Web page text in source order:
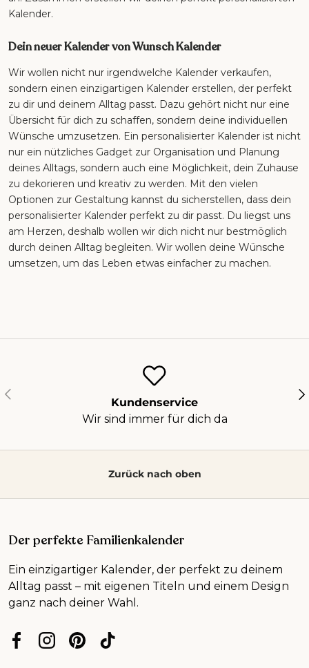
Kalender.
Dein neuer Kalender von Wunsch Kalender
Wir wollen nicht nur irgendwelche Kalender verkaufen,
sondern einen einzigartigen Kalender erstellen, der perfekt
zu dir und deinem Alltag passt. Dazu gehört nicht nur eine
Übersicht für dich zu schaffen, sondern deine individuellen
Wünsche umzusetzen. Ein personalisierter Kalender ist nicht
nur ein nützliches Gadget zur Organisation und Planung
deines Alltags, sondern auch eine Möglichkeit, dein Zuhause
zu dekorieren und kreativ zu werden. Mit den vielen
Optionen zur Gestaltung kannst du sicherstellen, dass dein
personalisierter Kalender perfekt zu dir passt. Du liegst uns
am Herzen, deshalb wollen wir dich nicht nur bestmöglich
durch deinen Alltag begleiten. Wir wollen deine Wünsche
umsetzen, um das Leben etwas einfacher zu machen.
Vorherige
Kundenservice
Wir sind immer für dich da
Zurück nach oben
Der perfekte Familienkalender
Ein einzigartiger Kalender, der perfekt zu deinem
Alltag passt – mit eigenen Titeln und einem Design
ganz nach deiner Wahl.
FacebookInstagram
PinterestTikTok